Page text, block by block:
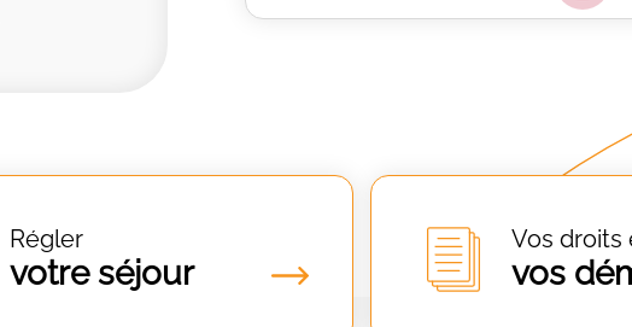
Régler
votre séjour
Vos droits
vos